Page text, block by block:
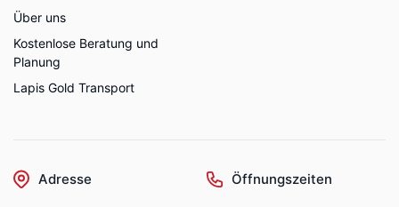
Über uns
Kostenlose Beratung und
Planung
Lapis Gold Transport
Adresse Öffnungszeiten